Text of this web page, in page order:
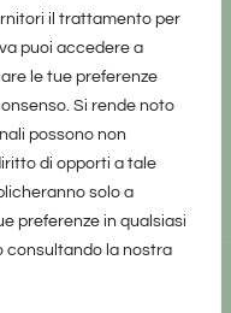
il trattamento per
puoi accedere a
le tue preferenze
Si rende noto
possono non
di opporti a tale
solo a
preferenze in qualsiasi
consultando la nostra
i diritti riservati -